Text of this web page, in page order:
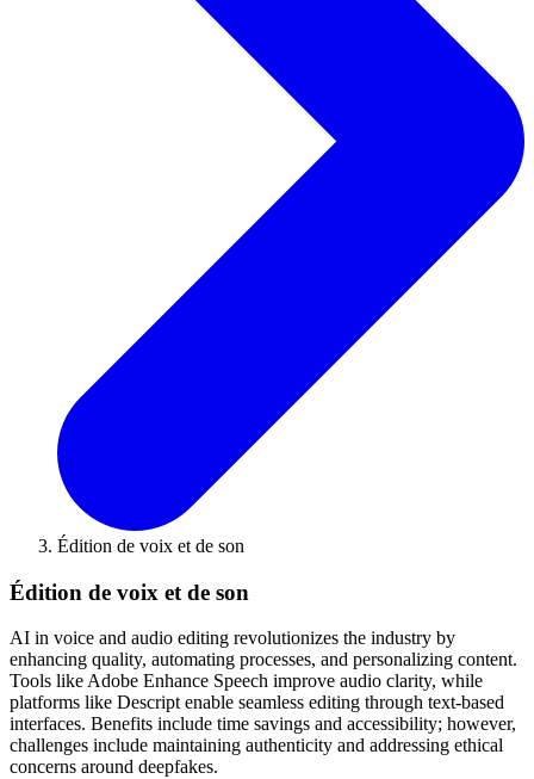
Édition de voix et de son
Édition de voix et de son
AI in voice and audio editing revolutionizes the industry by
enhancing quality, automating processes, and personalizing content.
Tools like Adobe Enhance Speech improve audio clarity, while
platforms like Descript enable seamless editing through text-based
interfaces. Benefits include time savings and accessibility; however,
challenges include maintaining authenticity and addressing ethical
concerns around deepfakes.